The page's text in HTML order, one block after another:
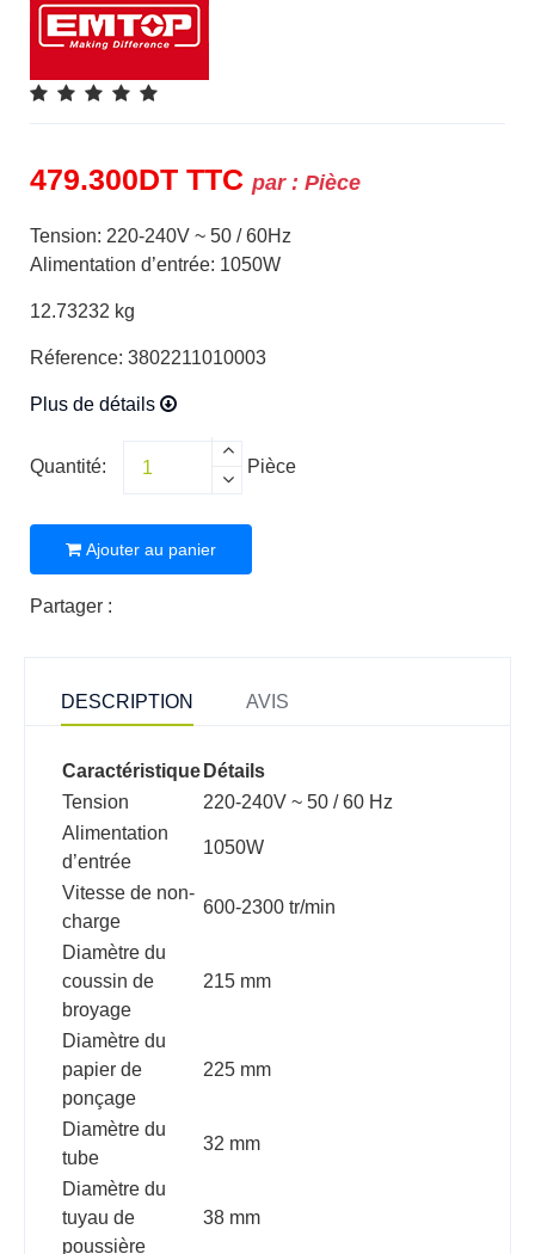
479.300DT TTC par : Pièce
Tension: 220-240V ~ 50 / 60Hz
Alimentation d’entrée: 1050W
12.73232 kg
Réference: 3802211010003
Plus de détails
Quantité: Pièce
Ajouter au panier
Partager :
DESCRIPTION AVIS
Caractéristique Détails
Tension
220-240V ~ 50 / 60 Hz
Alimentation
d’entrée
1050W
Vitesse de non-
charge
600-2300 tr/min
Diamètre du
coussin de
broyage
215 mm
Diamètre du
papier de
ponçage
225 mm
Diamètre du
tube
32 mm
Diamètre du
tuyau de
poussière
38 mm